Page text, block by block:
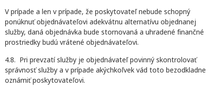
V prípade a len v prípade, že poskytovateľ nebude schopný
ponúknuť objednávateľovi adekvátnu alternatívu objednanej
služby, daná objednávka bude stornovaná a uhradené finančné
prostriedky budú vrátené objednávateľovi.
4.8. Pri prevzatí služby je objednávateľ povinný skontrolovať
správnosť služby a v prípade akýchkoľvek vád toto bezodkladne
oznámiť poskytovateľovi.